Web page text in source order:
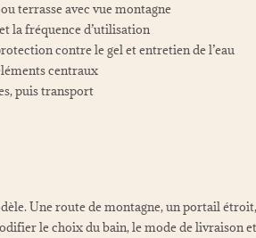
terrasse avec vue montagne
la fréquence d’utilisation
contre le gel et entretien de l’eau
centraux
puis transport
Une route de montagne, un portail étroit,
le choix du bain, le mode de livraison et